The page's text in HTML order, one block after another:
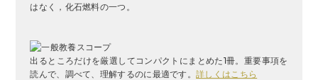
はなく，化石燃料の一つ。
出るところだけを厳選してコンパクトにまとめた1冊。重要事項を
読んで、調べて、理解するのに最適です。詳しくはこちら